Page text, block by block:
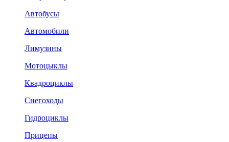
Автобусы
Автомобили
Лимузины
Мотоцыклы
Квадроциклы
Снегоходы
Гидроциклы
Прицепы